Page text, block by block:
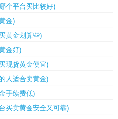
个平台买比较好)
金)
黄金划算些)
金好)
现货黄金便宜)
人适合卖黄金)
手续费低)
买卖黄金安全又可靠)